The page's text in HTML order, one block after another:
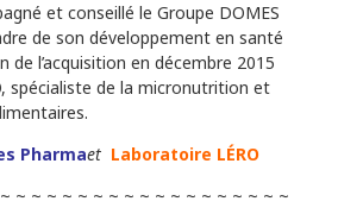
et conseillé le Groupe DOMES
de son développement en santé
de l’acquisition en décembre 2015
spécialiste de la micronutrition et
Pharmaet Laboratoire LÉRO
~ ~ ~ ~ ~ ~ ~ ~ ~ ~ ~ ~ ~ ~ ~ ~ ~ ~